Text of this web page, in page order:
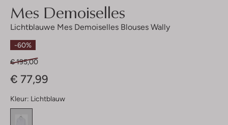
Mes Demoiselles
Lichtblauwe Mes Demoiselles Blouses Wally
-60%
€ 195,00
€ 77,99
Kleur: Lichtblauw